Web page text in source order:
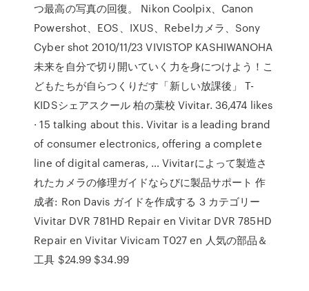
つ最高の写真の回復。 Nikon Coolpix、Canon
Powershot、EOS、IXUS、Rebelカメラ、Sony
Cyber shot 2010/11/23 VIVISTOP KASHIWANOHA
未来を自分で切り開いていく力を身につけよう！こ
どもたちが自らつくりだす「新しい放課後」 T-
KIDSシェアスクール 柏の葉校 Vivitar. 36,474 likes
· 15 talking about this. Vivitar is a leading brand
of consumer electronics, offering a complete
line of digital cameras, … Vivitarによって製造さ
れたカメラの修理ガイドならびに製品サポート 作
成者: Ron Davis ガイドを作成する 3 カテゴリー
Vivitar DVR 781HD Repair en Vivitar DVR 785HD
Repair en Vivitar Vivicam T027 en 人気の部品＆
工具 $24.99 $34.99